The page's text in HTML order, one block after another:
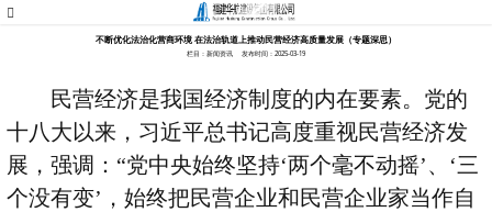
不断优化法治化营商环境 在法治轨道上推动民营经济高质量发展（专题深思）
栏目：新闻资讯 发布时间：2025-03-19
民营经济是我国经济制度的内在要素。党的
十八大以来，习近平总书记高度重视民营经济发
展，强调： “党中央始终坚持‘两个毫不动摇’、 ‘三
个没有变’ ，始终把民营企业和民营企业家当作自